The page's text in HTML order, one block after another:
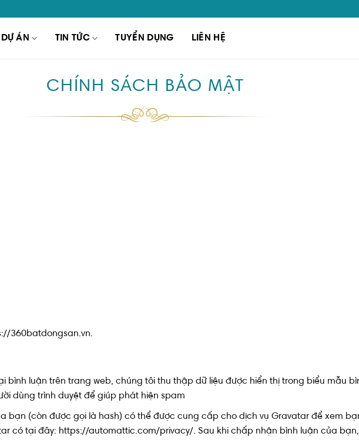
DỰ ÁN TIN TỨC TUYỂN DỤNG LIÊN HỆ
CHÍNH SÁCH BẢO MẬT
360batdongsan.vn.
bình luận trên trang web, chúng tôi thu thập dữ liệu được hiển thị trong biểu mẫu
dùng trình duyệt để giúp phát hiện spam
bạn (còn được gọi là hash) có thể được cung cấp cho dịch vụ Gravatar để xem
có tại đây: https://automattic.com/privacy/. Sau khi chấp nhận bình luận của